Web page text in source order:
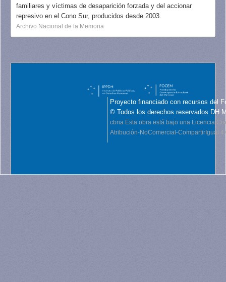
familiares y víctimas de desaparición forzada y del accionar
represivo en el Cono Sur, producidos desde 2003.
Archivo Nacional de la Memoria
Proyecto financiado con recursos del
© Todos los derechos reservados DH
cbna Esta obra está bajo una Licencia
Atribución-NoComercial-CompartirIgual